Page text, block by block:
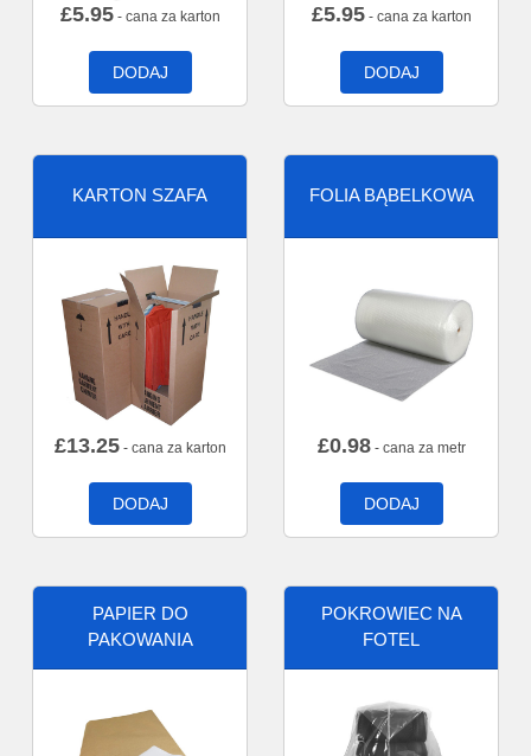
£5.95- cana za karton
DODAJ
£5.95- cana za karton
DODAJ
KARTON SZAFA
£13.25- cana za karton
DODAJ
FOLIA BĄBELKOWA
£0.98- cana za metr
DODAJ
PAPIER DO
PAKOWANIA
POKROWIEC NA
FOTEL